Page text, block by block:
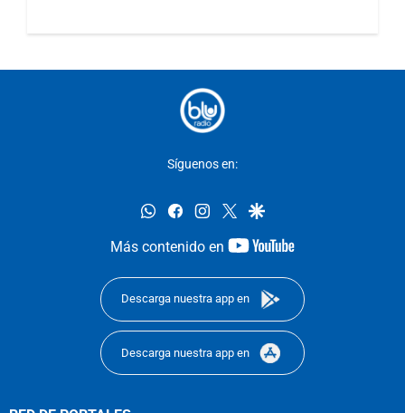
Síguenos en:
whatsappfacebookinstagram
twittergoogle
Más contenido en
youtube-
Descarga nuestra app en
Descarga nuestra app en